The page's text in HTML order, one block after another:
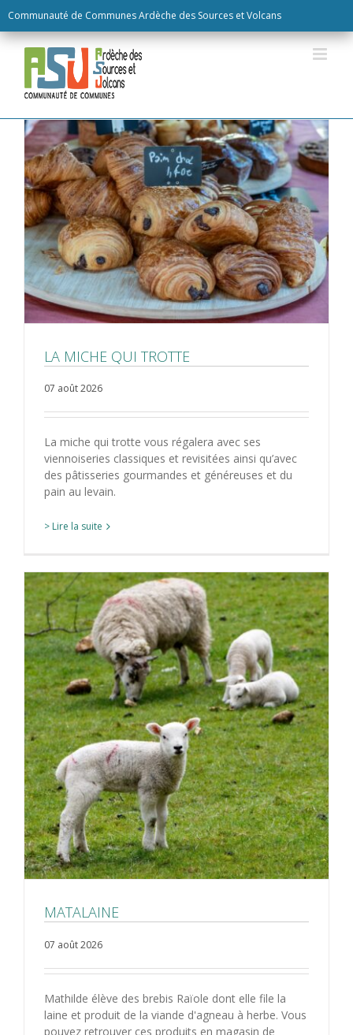
Communauté de Communes Ardèche des Sources et Volcans
to
content
LA MICHE QUI TROTTE
07 août 2026
La miche qui trotte vous régalera avec ses
viennoiseries classiques et revisitées ainsi qu’avec
des pâtisseries gourmandes et généreuses et du
pain au levain.
> Lire la suite
MATALAINE
07 août 2026
Mathilde élève des brebis Raïole dont elle file la
laine et produit de la viande d'agneau à herbe. Vous
pouvez retrouver ces produits en magasin de